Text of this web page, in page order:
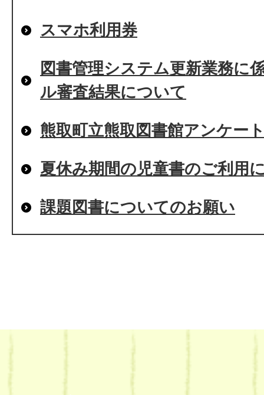
スマホ利用券
図書管理システム更新業務に
ル審査結果について
熊取町立熊取図書館アンケー
夏休み期間の児童書のご利用
課題図書についてのお願い